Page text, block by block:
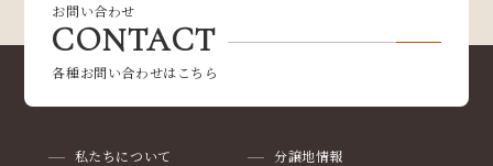
お問い合わせ
CONTACT
各種お問い合わせはこちら
私たちについて
分譲地情報